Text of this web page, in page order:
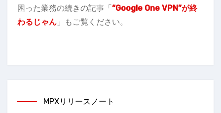
困った業務の続きの記事「 “Google One VPN”が終
わるじゃん 」もご覧ください。
MPXリリースノート